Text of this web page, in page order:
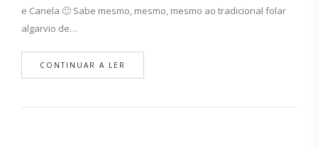
e Canela 🙂 Sabe mesmo, mesmo, mesmo ao tradicional folar
algarvio de…
CONTINUAR A LER